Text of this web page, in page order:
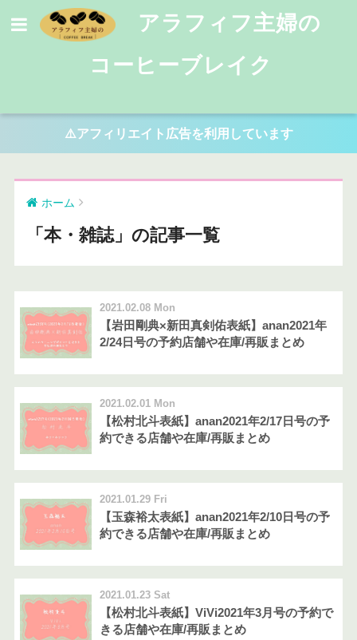
アラフィフ主婦の
コーヒーブレイク
⚠️アフィリエイト広告を利用しています
ホーム
「本・雑誌」の記事一覧
2021.02.08 Mon
【岩田剛典×新田真剣佑表紙】anan2021年
2/24日号の予約店舗や在庫/再販まとめ
2021.02.01 Mon
【松村北斗表紙】anan2021年2/17日号の予
約できる店舗や在庫/再販まとめ
2021.01.29 Fri
【玉森裕太表紙】anan2021年2/10日号の予
約できる店舗や在庫/再販まとめ
2021.01.23 Sat
【松村北斗表紙】ViVi2021年3月号の予約で
きる店舗や在庫/再販まとめ